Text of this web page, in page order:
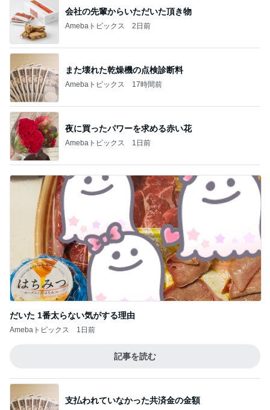
会社の先輩からいただいた頂き物
Amebaトピックス 2日前
また壊れた乾燥機の点検診断料
Amebaトピックス 17時間前
夜に買ったパワーを求める赤い花
Amebaトピックス 1日前
だいた 1番太らない気がする理由
Amebaトピックス 1日前
記事を読む
支払われていなかった共済金の金額